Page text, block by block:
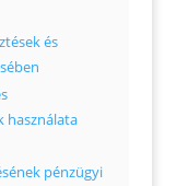
és
használata
pénzügyi